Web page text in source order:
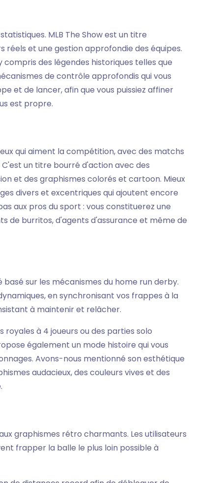
MLB The Show est un titre
et une gestion approfondie des équipes.
des légendes historiques telles que
de contrôle approfondis qui vous
et de lancer, afin que vous puissiez affiner
est propre.
qui aiment la compétition, avec des matchs
un titre bourré d'action avec des
et des graphismes colorés et cartoon. Mieux
divers et excentriques qui ajoutent encore
aux pros du sport : vous constituerez une
de burritos, d'agents d'assurance et même de
sur les mécanismes du home run derby.
en synchronisant vos frappes à la
à maintenir et relâcher.
royales à 4 joueurs ou des parties solo
également un mode histoire qui vous
Avons-nous mentionné son esthétique
audacieux, des couleurs vives et des
graphismes rétro charmants. Les utilisateurs
frapper la balle le plus loin possible à